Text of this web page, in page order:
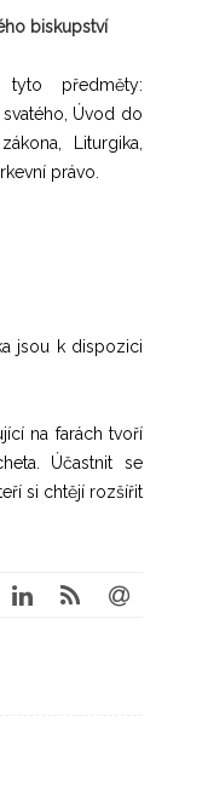
biskupství
předměty:
Úvod do
Liturgika,
právo.
jsou k dispozici
na farách tvoří
Účastnit se
si chtějí rozšířit